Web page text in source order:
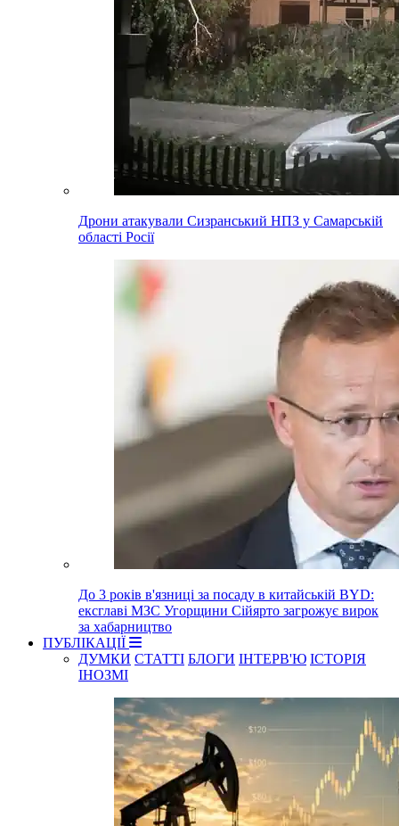
Дрони атакували Сизранський НПЗ у Самарській
області Росії
До 3 років в'язниці за посаду в китайській BYD:
ексглаві МЗС Угорщини Сійярто загрожує вирок
за хабарництво
ПУБЛІКАЦІЇ
ДУМКИ СТАТТІ БЛОГИ ІНТЕРВ'Ю ІСТОРІЯ
ІНОЗМІ